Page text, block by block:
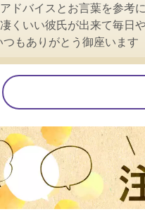
ドバイスとお言葉を参
くいい彼氏が出来て毎日
もありがとう御座います